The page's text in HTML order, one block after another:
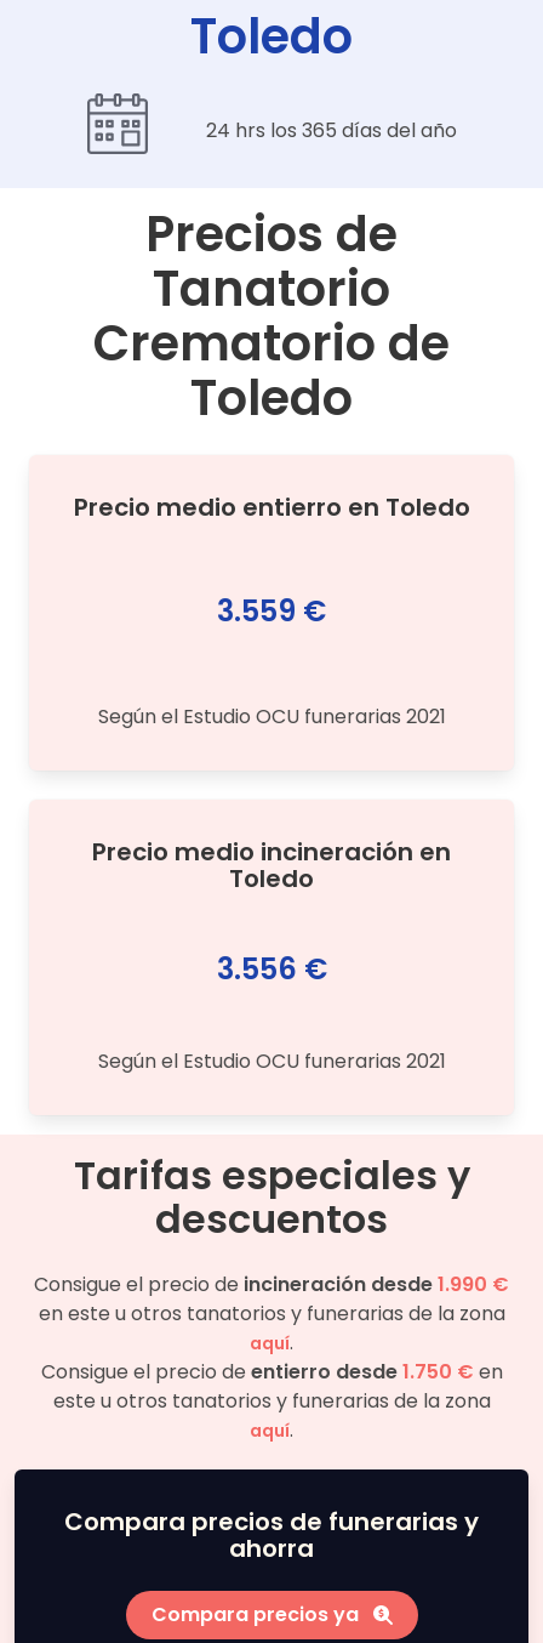
Toledo
24 hrs los 365 días del año
Precios de
Tanatorio
Crematorio de
Toledo
Precio medio entierro en Toledo
3.559 €
Según el Estudio OCU funerarias 2021
Precio medio incineración en
Toledo
3.556 €
Según el Estudio OCU funerarias 2021
Tarifas especiales y
descuentos
Consigue el precio de incineración desde1.990 €
en este u otros tanatorios y funerarias de la zona
aquí.
Consigue el precio de entierro desde1.750 € en
este u otros tanatorios y funerarias de la zona
aquí.
Compara precios de funerarias y
ahorra
Compara precios ya